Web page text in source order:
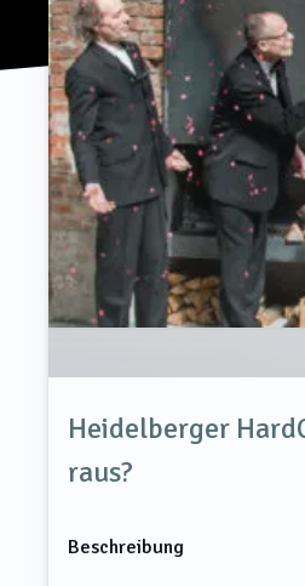
Heidelberger
raus?
Beschreibung